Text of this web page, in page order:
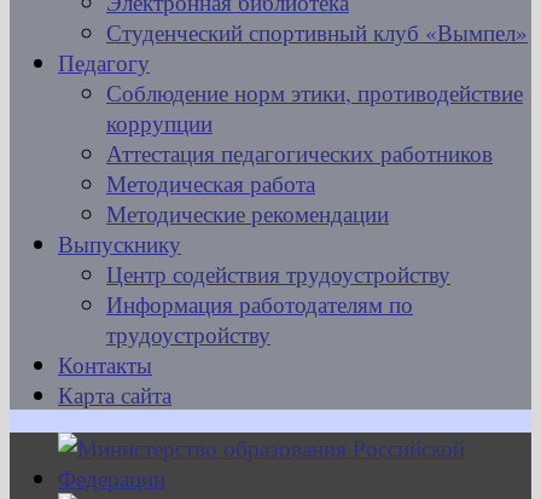
Студенческий спортивный клуб «Вымпел»
Педагогу
Соблюдение норм этики, противодействие
коррупции
Аттестация педагогических работников
Методическая работа
Методические рекомендации
Выпускнику
Центр содействия трудоустройству
Информация работодателям по
трудоустройству
Контакты
Карта сайта